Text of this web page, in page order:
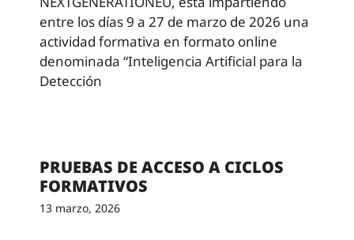
entre los días 9 a 27 de marzo de 2026 una
actividad formativa en formato online
denominada “Inteligencia Artificial para la
Detección
PRUEBAS DE ACCESO A CICLOS
FORMATIVOS
13 marzo, 2026